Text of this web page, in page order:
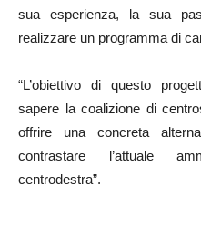
sua esperienza, la sua
realizzare un programma di
“L’obiettivo di questo
sapere la coalizione di
offrire una concreta
contrastare l’attuale
centrodestra”.